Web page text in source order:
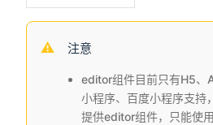
注意
editor组件目前只有H5、
小程序、百度小程序支持
提供editor组件，只能使